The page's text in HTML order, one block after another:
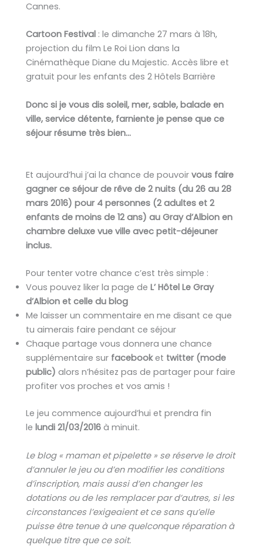
Cannes.
Cartoon Festival : le dimanche 27 mars à 18h,
projection du film Le Roi Lion dans la
Cinémathèque Diane du Majestic. Accès libre et
gratuit pour les enfants des 2 Hôtels Barrière
Donc si je vous dis soleil, mer, sable, balade en
ville, service détente, farniente je pense que ce
séjour résume très bien…
Et aujourd’hui j’ai la chance de pouvoir vous faire
gagner ce séjour de rêve de 2 nuits (du 26 au 28
mars 2016) pour 4 personnes (2 adultes et 2
enfants de moins de 12 ans) au Gray d’Albion en
chambre deluxe vue ville avec petit-déjeuner
inclus.
Pour tenter votre chance c’est très simple :
Vous pouvez liker la page de L’ Hôtel Le Gray
d’Albion et celle du blog
Me laisser un commentaire en me disant ce que
tu aimerais faire pendant ce séjour
Chaque partage vous donnera une chance
supplémentaire sur facebooket twitter (mode
public) alors n’hésitez pas de partager pour faire
profiter vos proches et vos amis !
Le jeu commence aujourd’hui et prendra fin
le lundi 21/03/2016 à minuit.
Le blog « maman et pipelette » se réserve le droit
d’annuler le jeu ou d’en modifier les conditions
d’inscription, mais aussi d’en changer les
dotations ou de les remplacer par d’autres, si les
circonstances l’exigeaient et ce sans qu’elle
puisse être tenue à une quelconque réparation à
quelque titre que ce soit.